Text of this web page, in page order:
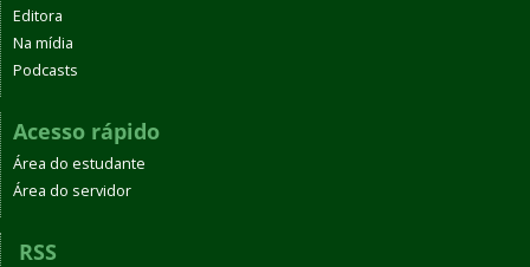
Editora
Na mídia
Podcasts
Acesso rápido
Área do estudante
Área do servidor
RSS